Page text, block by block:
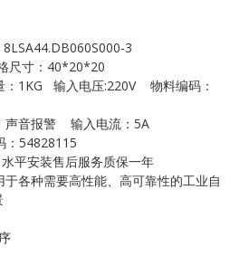
3
尺寸：40*20*20
：1KG 输入电压:220V 物料编码：
音报警 输入电流：5A
54828115
平安装售后服务质保一年
各种需要高性能、高可靠性的工业自